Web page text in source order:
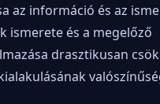
az információ és az
ismerete és a megelőző
drasztikusan